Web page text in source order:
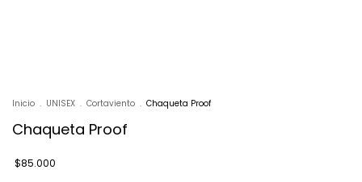
Inicio . UNISEX . Cortaviento . Chaqueta Proof
Chaqueta Proof
$85.000